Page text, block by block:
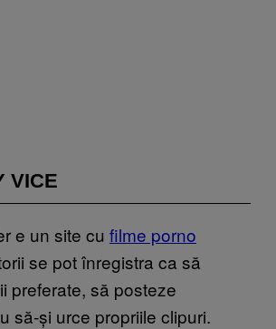
VICE
e un site cu filme porno
se pot înregistra ca să
preferate, să posteze
să-și urce propriile clipuri.